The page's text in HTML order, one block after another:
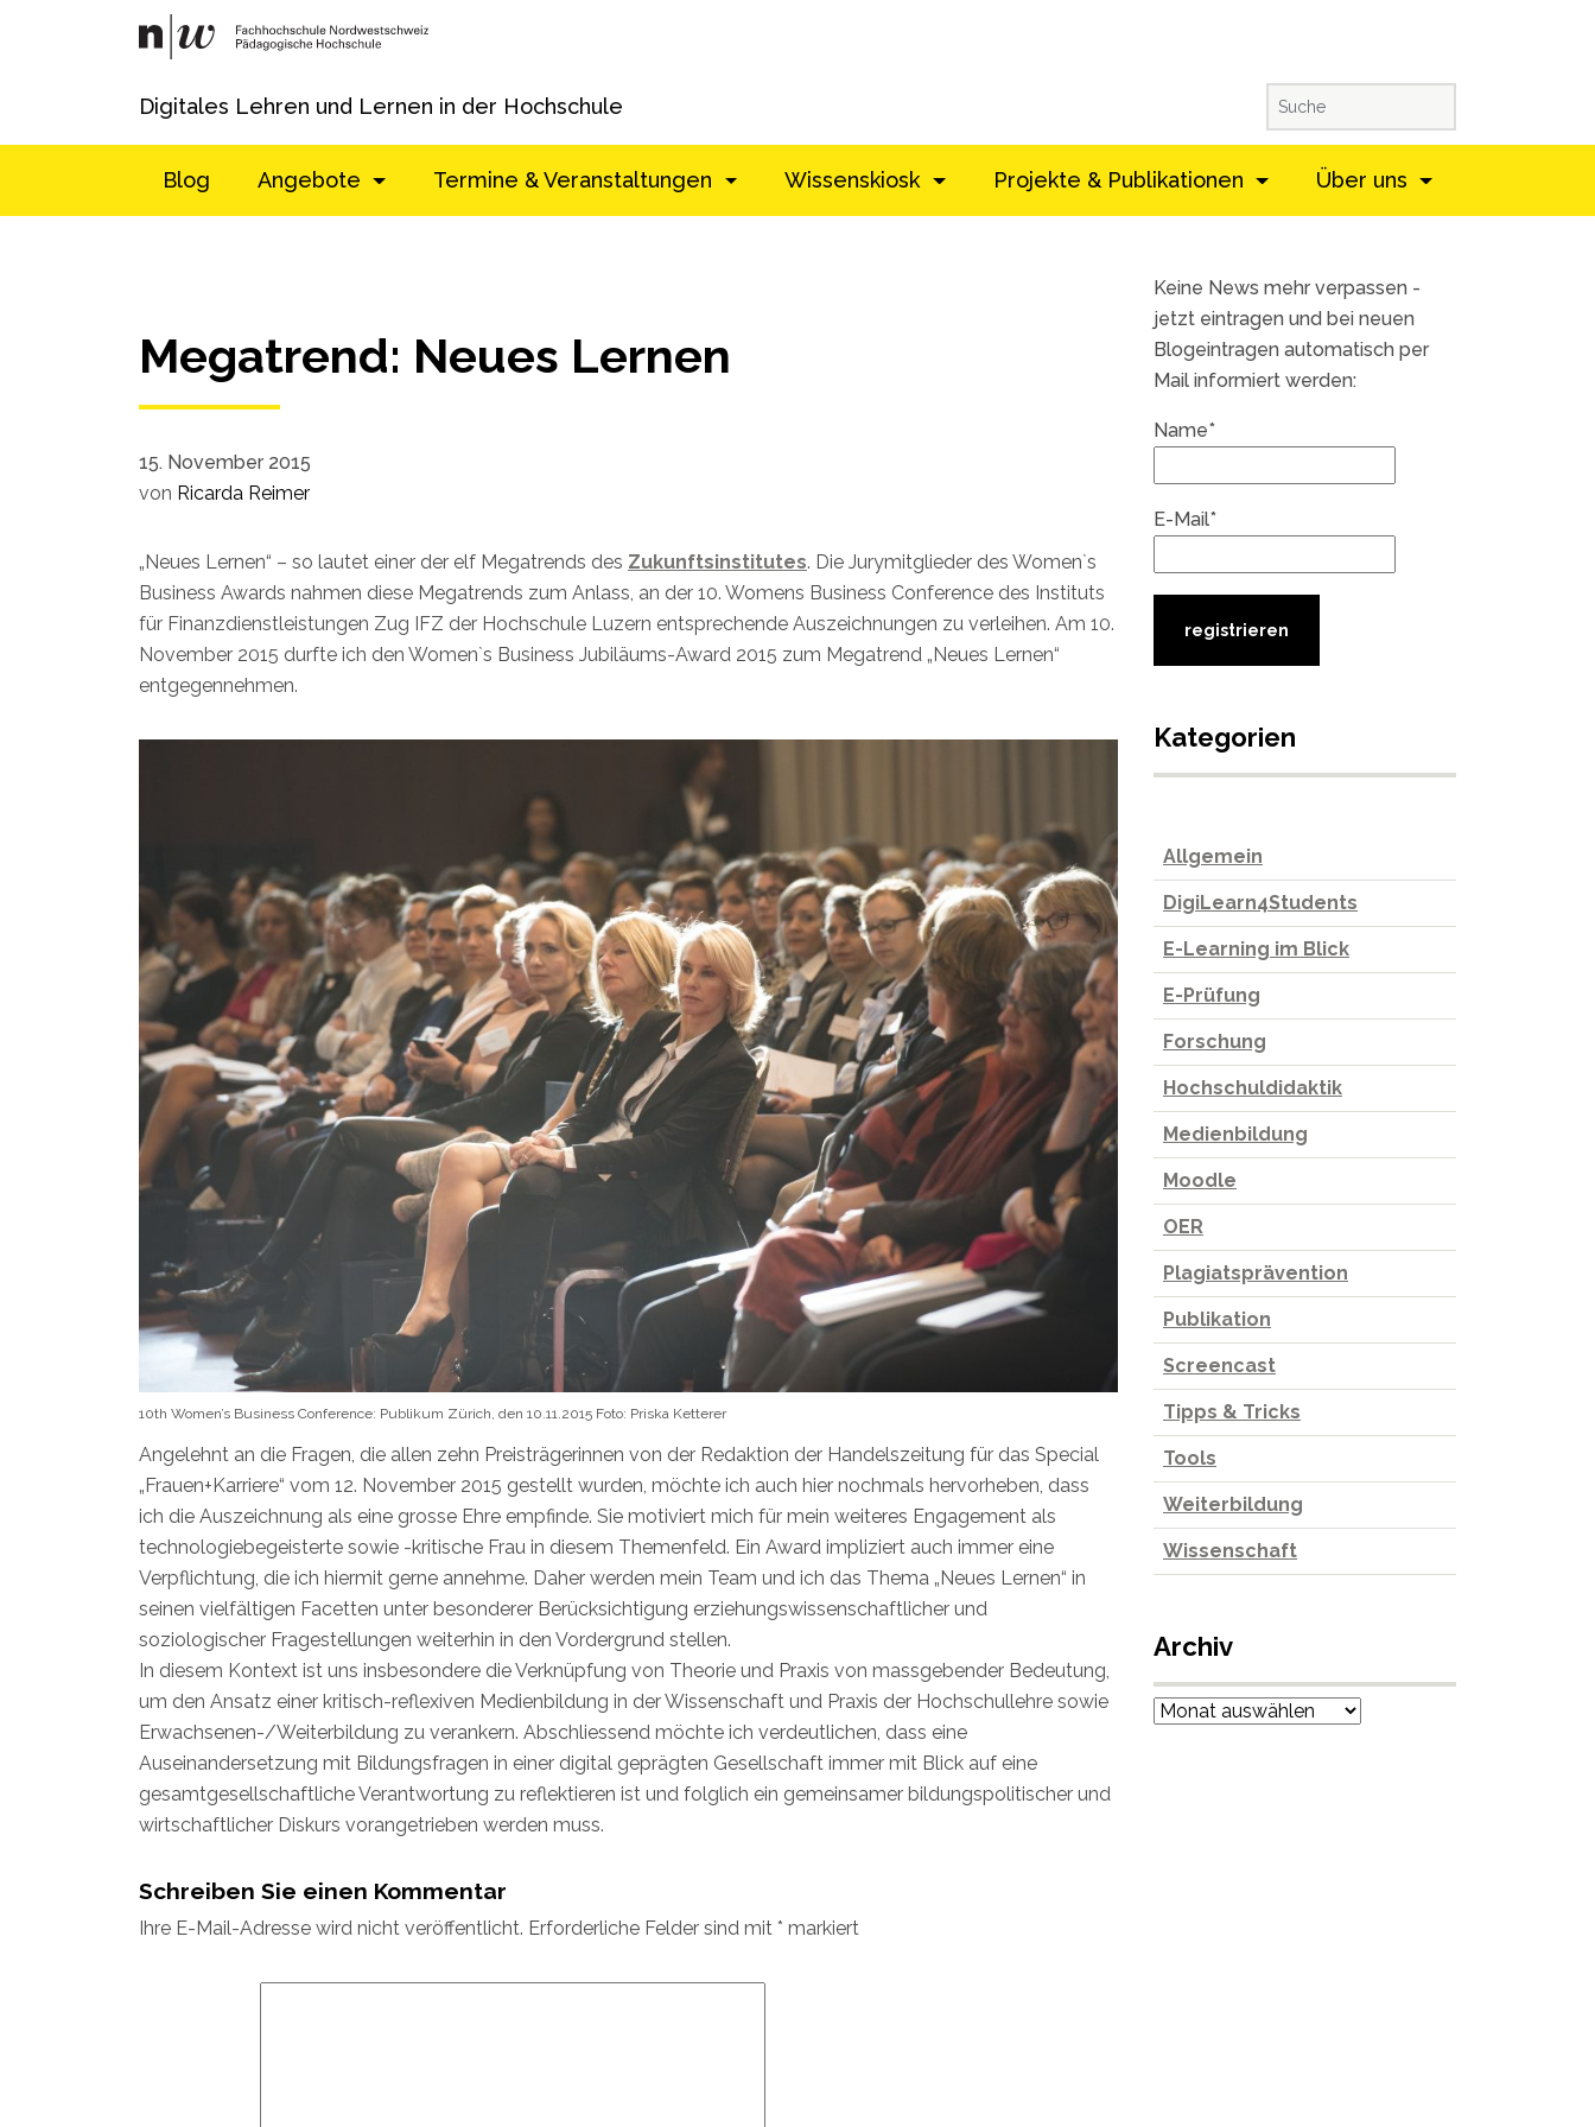
Digitales Lehren und Lernen in der Hochschule
Blog Angebote Termine & Veranstaltungen Wissenskiosk Projekte & Publikationen Über uns
Megatrend: Neues Lernen
15. November 2015
von Ricarda Reimer
„Neues Lernen“ – so lautet einer der elf Megatrends des Zukunftsinstitutes. Die Jurymitglieder des Women`s
Business Awards nahmen diese Megatrends zum Anlass, an der 10. Womens Business Conference des Instituts
für Finanzdienstleistungen Zug IFZ der Hochschule Luzern entsprechende Auszeichnungen zu verleihen. Am 10.
November 2015 durfte ich den Women`s Business Jubiläums-Award 2015 zum Megatrend „Neues Lernen“
entgegennehmen.
10th Women’s Business Conference: Publikum Zürich, den 10.11.2015 Foto: Priska Ketterer
Angelehnt an die Fragen, die allen zehn Preisträgerinnen von der Redaktion der Handelszeitung für das Special
„Frauen+Karriere“ vom 12. November 2015 gestellt wurden, möchte ich auch hier nochmals hervorheben, dass
ich die Auszeichnung als eine grosse Ehre empfinde. Sie motiviert mich für mein weiteres Engagement als
technologiebegeisterte sowie -kritische Frau in diesem Themenfeld. Ein Award impliziert auch immer eine
Verpflichtung, die ich hiermit gerne annehme. Daher werden mein Team und ich das Thema „Neues Lernen“ in
seinen vielfältigen Facetten unter besonderer Berücksichtigung erziehungswissenschaftlicher und
soziologischer Fragestellungen weiterhin in den Vordergrund stellen.
In diesem Kontext ist uns insbesondere die Verknüpfung von Theorie und Praxis von massgebender Bedeutung,
um den Ansatz einer kritisch-reflexiven Medienbildung in der Wissenschaft und Praxis der Hochschullehre sowie
Erwachsenen-/Weiterbildung zu verankern. Abschliessend möchte ich verdeutlichen, dass eine
Auseinandersetzung mit Bildungsfragen in einer digital geprägten Gesellschaft immer mit Blick auf eine
gesamtgesellschaftliche Verantwortung zu reflektieren ist und folglich ein gemeinsamer bildungspolitischer und
wirtschaftlicher Diskurs vorangetrieben werden muss.
Schreiben Sie einen Kommentar
Ihre E-Mail-Adresse wird nicht veröffentlicht. Erforderliche Felder sind mit * markiert
Keine News mehr verpassen -
jetzt eintragen und bei neuen
Blogeintragen automatisch per
Mail informiert werden:
Name*
E-Mail*
Kategorien
Allgemein
DigiLearn4Students
E-Learning im Blick
E-Prüfung
Forschung
Hochschuldidaktik
Medienbildung
Moodle
OER
Plagiatsprävention
Publikation
Screencast
Tipps & Tricks
Tools
Weiterbildung
Wissenschaft
Archiv
Archiv